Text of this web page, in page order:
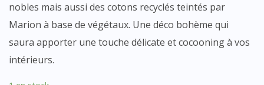
nobles mais aussi des cotons recyclés teintés par
Marion à base de végétaux. Une déco bohème qui
saura apporter une touche délicate et cocooning à vos
intérieurs.